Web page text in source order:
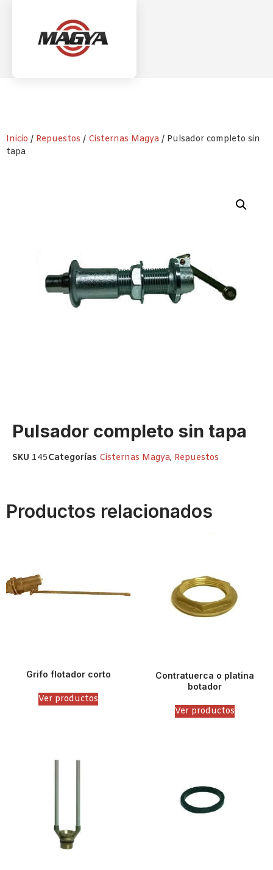
Inicio / Repuestos / Cisternas Magya / Pulsador completo sin
tapa
Pulsador completo sin tapa
SKU 145Categorías Cisternas Magya, Repuestos
Productos relacionados
Grifo flotador corto
Ver productos
Contratuerca o platina
botador
Ver productos